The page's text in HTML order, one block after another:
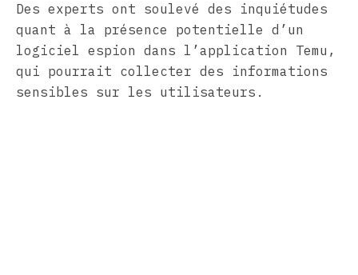
Des experts ont soulevé des inquiétudes
quant à la présence potentielle d’un
logiciel espion dans l’application Temu,
qui pourrait collecter des informations
sensibles sur les utilisateurs.